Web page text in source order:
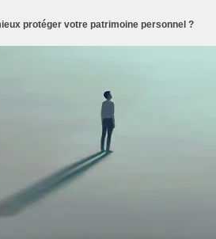
protéger votre patrimoine personnel ?